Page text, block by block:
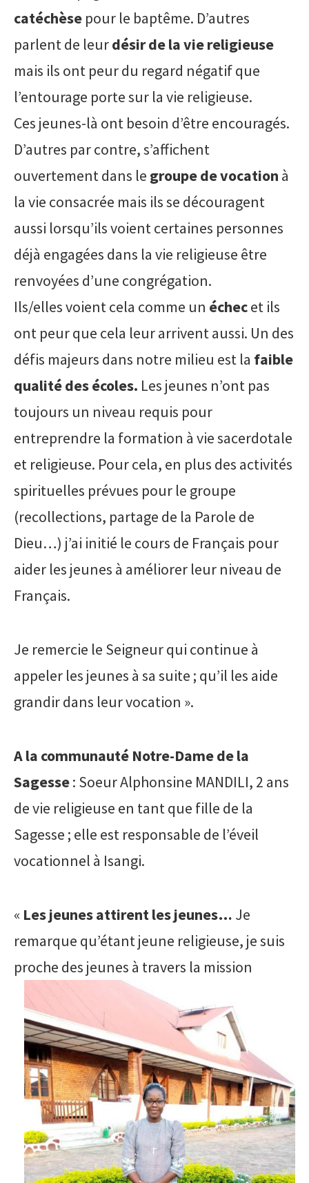
catéchèse pour le baptême. D’autres
parlent de leurdésir de la vie religieuse
mais ils ont peur du regard négatif que
l’entourage porte sur la vie religieuse.
Ces jeunes-là ont besoin d’être encouragés.
D’autres par contre, s’affichent
ouvertement dans le groupe de vocation à
la vie consacrée mais ils se découragent
aussi lorsqu’ils voient certaines personnes
déjà engagées dans la vie religieuse être
renvoyées d’une congrégation.
Ils/elles voient cela comme un échecet ils
ont peur que cela leur arrivent aussi. Un des
défis majeurs dans notre milieu est la faible
qualité des écoles. Les jeunes n’ont pas
toujours un niveau requis pour
entreprendre la formation à vie sacerdotale
et religieuse. Pour cela, en plus des activités
spirituelles prévues pour le groupe
(recollections, partage de la Parole de
Dieu…) j’ai initié le cours de Français pour
aider les jeunes à améliorer leur niveau de
Français.
Je remercie le Seigneur qui continue à
appeler les jeunes à sa suite ; qu’il les aide
grandir dans leur vocation ».
A la communauté Notre-Dame de la
Sagesse: Soeur Alphonsine MANDILI, 2 ans
de vie religieuse en tant que fille de la
Sagesse ; elle est responsable de l’éveil
vocationnel à Isangi.
« Les jeunes attirent les jeunes… Je
remarque qu’étant jeune religieuse, je suis
proche des jeunes à travers la mission